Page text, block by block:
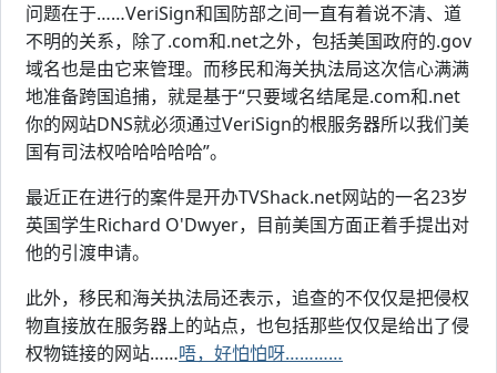
问题在于……VeriSign和国防部之间一直有着说不清、道
不明的关系，除了.com和.net之外，包括美国政府的.gov
域名也是由它来管理。而移民和海关执法局这次信心满满
地准备跨国追捕，就是基于“只要域名结尾是.com和.net
你的网站DNS就必须通过VeriSign的根服务器所以我们美
国有司法权哈哈哈哈哈”。
最近正在进行的案件是开办TVShack.net网站的一名23岁
英国学生Richard O'Dwyer，目前美国方面正着手提出对
他的引渡申请。
此外，移民和海关执法局还表示，追查的不仅仅是把侵权
物直接放在服务器上的站点，也包括那些仅仅是给出了侵
权物链接的网站……唔，好怕怕呀…………